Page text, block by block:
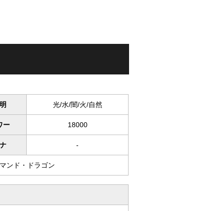
光/水/闇/火/自然
ー 18000
-
ンド・ドラゴン